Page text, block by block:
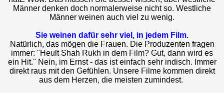
Männer denken doch normalerweise nicht so. Westliche
Männer weinen auch viel zu wenig.
Sie weinen dafür sehr viel, in jedem Film.
Natürlich, das mögen die Frauen. Die Produzenten fragen
immer: "Heult Shah Rukh in dem Film? Gut, dann wird es
ein Hit." Nein, im Ernst - das ist einfach sehr indisch. Immer
direkt raus mit den Gefühlen. Unsere Filme kommen direkt
aus dem Herzen, die meisten zumindest.